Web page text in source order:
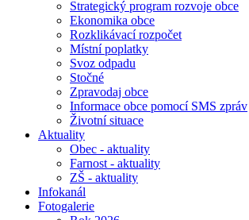
Strategický program rozvoje obce
Ekonomika obce
Rozklikávací rozpočet
Místní poplatky
Svoz odpadu
Stočné
Zpravodaj obce
Informace obce pomocí SMS zpráv
Životní situace
Aktuality
Obec - aktuality
Farnost - aktuality
ZŠ - aktuality
Infokanál
Fotogalerie